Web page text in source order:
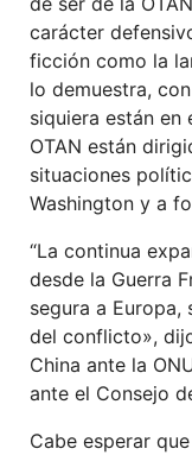
carácter
ficción como la
lo demuestra,
siquiera están en
OTAN están
situaciones
Washington y a
“La continua
desde la Guerra
segura a Europa,
del conflicto»,
China ante la
ante el Consejo
Cabe esperar